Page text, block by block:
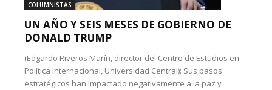
COLUMNISTAS
UN AÑO Y SEIS MESES DE GOBIERNO DE
DONALD TRUMP
(Edgardo Riveros Marín, director del Centro de Estudios en
Política Internacional, Universidad Central): Sus pasos
estratégicos han impactado negativamente a la paz y